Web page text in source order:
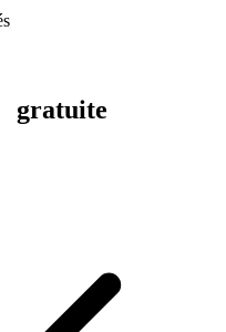
gratuite